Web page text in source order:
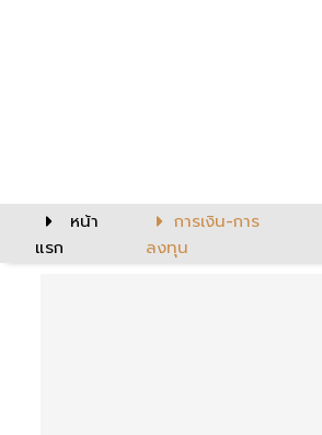
หน้า
แรก
การเงิน-การ
ลงทุน